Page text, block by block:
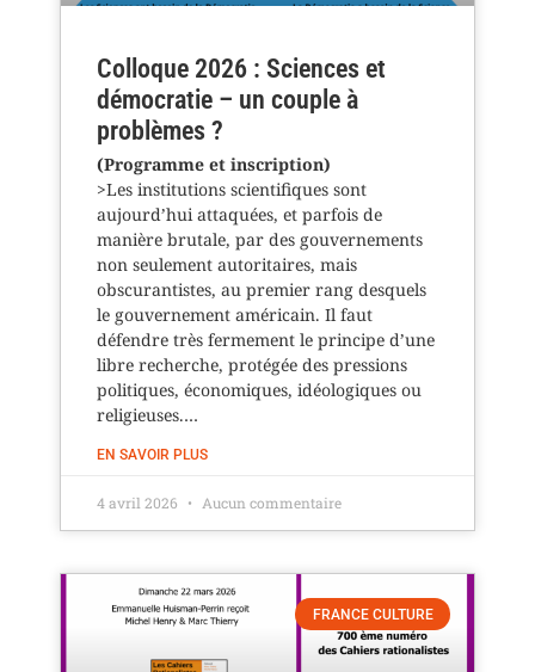
Colloque 2026 : Sciences et
démocratie – un couple à
problèmes ?
(Programme et inscription)
>Les institutions scientifiques sont
aujourd’hui attaquées, et parfois de
manière brutale, par des gouvernements
non seulement autoritaires, mais
obscurantistes, au premier rang desquels
le gouvernement américain. Il faut
défendre très fermement le principe d’une
libre recherche, protégée des pressions
politiques, économiques, idéologiques ou
religieuses.…
EN SAVOIR PLUS
4 avril 2026 Aucun commentaire
FRANCE CULTURE